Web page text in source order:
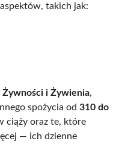
takich jak:
Żywności i Żywienia,
spożycia od 310 do
ciąży oraz te, które
— ich dzienne